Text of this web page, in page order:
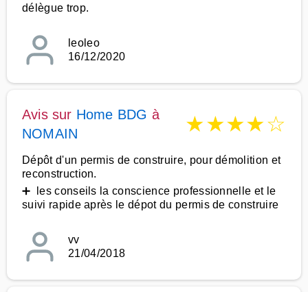
délègue trop.
leoleo
16/12/2020
Avis sur Home BDG à
NOMAIN
★★★★☆
Dépôt d'un permis de construire, pour démolition et
reconstruction.
➕ les conseils la conscience professionnelle et le
suivi rapide après le dépot du permis de construire
vv
21/04/2018